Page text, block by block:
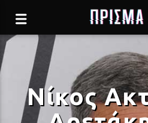
Νίκος